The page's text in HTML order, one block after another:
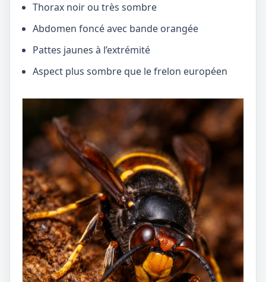
Thorax noir ou très sombre
Abdomen foncé avec bande orangée
Pattes jaunes à l’extrémité
Aspect plus sombre que le frelon européen